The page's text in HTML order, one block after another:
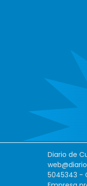
Diario de
5045343 -